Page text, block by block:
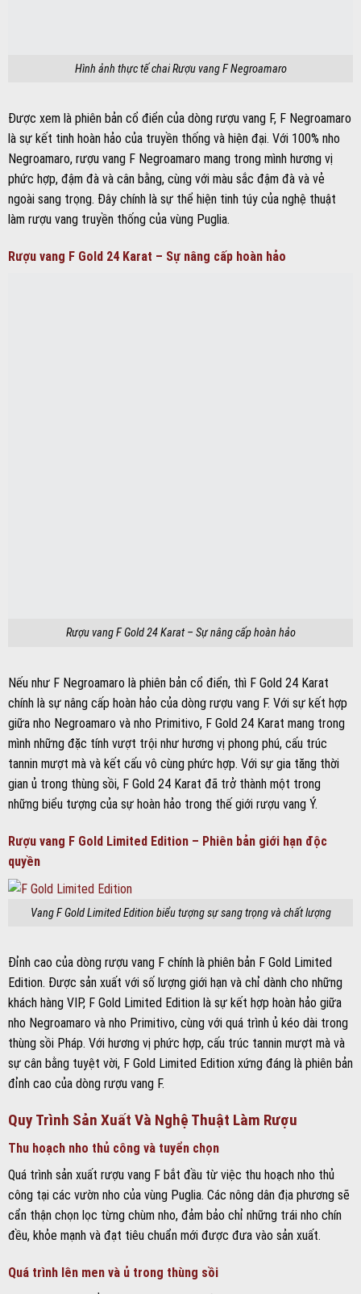
Rượu vang F Gold Limited Edition – Phiên bản giới hạn độc
Vang F Gold Limited Edition biểu tượng sự sang trọng và chất lượng
Đỉnh cao của dòng rượu vang F chính là phiên bản F Gold Limited
Edition. Được sản xuất với số lượng giới hạn và chỉ dành cho những
khách hàng VIP, F Gold Limited Edition là sự kết hợp hoàn hảo giữa
thùng sồi Pháp. Với hương vị phức hợp, cấu trúc tannin mượt mà và
sự cân bằng tuyệt vời, F Gold Limited Edition xứng đáng là phiên bản
đỉnh cao của dòng rượu vang F.
Quy Trình Sản Xuất Và Nghệ Thuật Làm Rượu
Quá trình sản xuất rượu vang F bắt đầu từ việc thu hoạch nho thủ
công tại các vườn nho của vùng Puglia. Các nông dân địa phương sẽ
cẩn thận chọn lọc từng chùm nho, đảm bảo chỉ những trái nho chín
đều, khỏe mạnh và đạt tiêu chuẩn mới được đưa vào sản xuất.
Quá trình lên men và ủ trong thùng sồi
men và ủ trong thùng sồi. Đây là giai đoạn quan trọng, quyết định
đến hương vị, cấu trúc tannin và độ phức hợp của rượu vang F. Tùy
thuộc vào từng phiên bản, thời gian ủ trong thùng sồi sẽ khác nhau,
từ 12 tháng đến 24 tháng, để tạo nên những đặc tính riêng biệt.
Kiểm soát chất lượng và đóng chai
Trước khi đóng chai, các chuyên gia của San Marzano sẽ tiến hành
kiểm tra và đánh giá chất lượng rượu vang một cách tỉ mỉ. Chỉ những
lô rượu đạt tiêu chuẩn cao nhất mới được đóng chai và gửi đến tay